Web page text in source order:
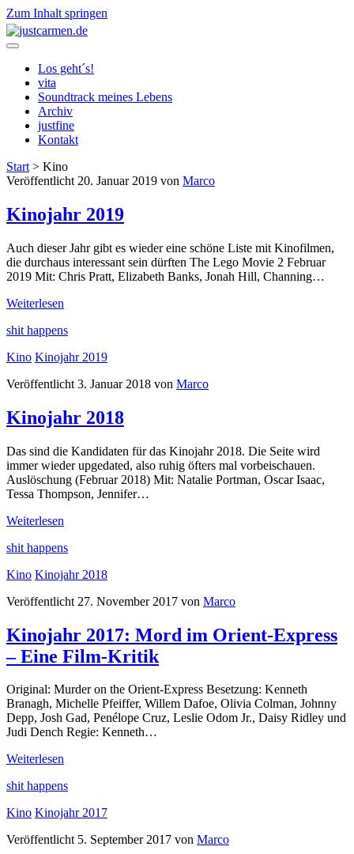
Zum Inhalt springen
justcarmen.de
Los geht´s!
vita
Soundtrack meines Lebens
Archiv
justfine
Kontakt
Start > Kino
Schlagwort:
<span>Kino</span>
Veröffentlicht 20. Januar 2019 von Marco
Kinojahr 2019
Auch dieser Jahr gibt es wieder eine schöne Liste mit Kinofilmen,
die durchaus interessant sein dürften The Lego Movie 2 Februar
2019 Mit: Chris Pratt, Elizabeth Banks, Jonah Hill, Channing…
Weiterlesen
shit happens
Kino Kinojahr 2019
Veröffentlicht 3. Januar 2018 von Marco
Kinojahr 2018
Das sind die Kandidaten für das Kinojahr 2018. Die Seite wird
immer wieder upgedated, also ruhig öfters mal vorbeischauen.
Auslöschung (Februar 2018) Mit: Natalie Portman, Oscar Isaac,
Tessa Thompson, Jennifer…
Weiterlesen
shit happens
Kino Kinojahr 2018
Veröffentlicht 27. November 2017 von Marco
Kinojahr 2017: Mord im Orient-Express
– Eine Film-Kritik
Original: Murder on the Orient-Express Besetzung: Kenneth
Branagh, Michelle Pfeiffer, Willem Dafoe, Olivia Colman, Johnny
Depp, Josh Gad, Penélope Cruz, Leslie Odom Jr., Daisy Ridley und
Judi Dench Regie: Kenneth…
Weiterlesen
Mord
Orient-
–
shit happens
Kino Kinojahr 2017
Veröffentlicht 5. September 2017 von Marco